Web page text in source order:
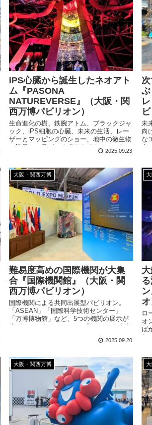
iPS心臓から誕生したネオアト
ム『PASONA
NATUREVERSE』（大阪・関
西万博パビリオン）
生命進化の樹、鉄腕アトム、ブラックジャ
ック、iPS細胞の心臓、未来の生活、レー
ザーとマッピングのショー、地中の微生物
の世界⋯。見どころ盛りだくさんで、わか
りやすく未来の世界を感じ取ることができ
2025.09.23
未
向
な
市
大阪・関西万博
難易度高めの国際機関が大集
合『国際機関館』（大阪・関
西万博パビリオン）
国際機関による共同出展型パビリオン。
「ASEAN」「国際科学技術センター」
「万博博物館」など、5つの機関の展示が
広がっています。なんだか難しそうな印象
2025.09.20
オ
ロ
オ
ば
ら
大阪・関西万博